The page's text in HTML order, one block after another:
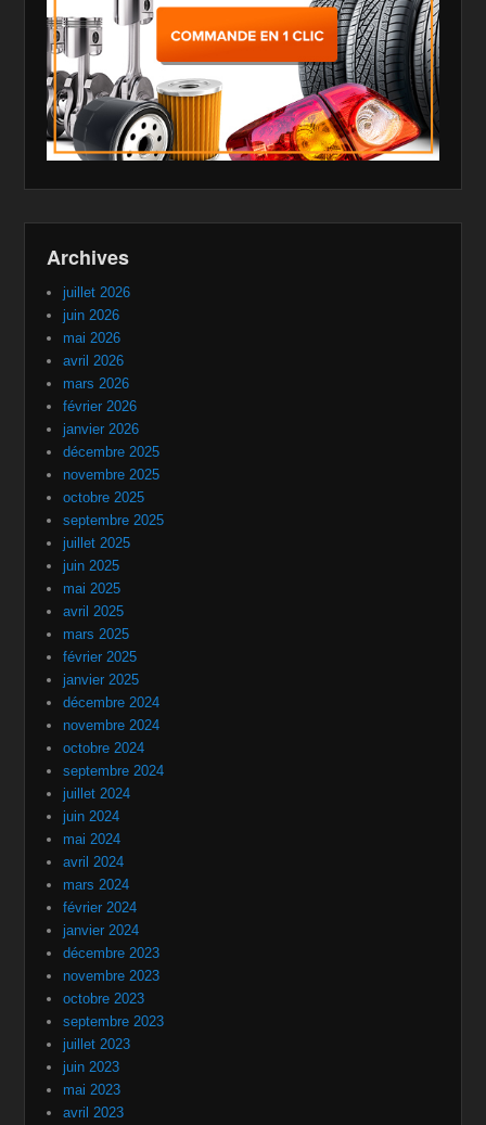
Archives
juillet 2026
juin 2026
mai 2026
avril 2026
mars 2026
février 2026
janvier 2026
décembre 2025
novembre 2025
octobre 2025
septembre 2025
juillet 2025
juin 2025
mai 2025
avril 2025
mars 2025
février 2025
janvier 2025
décembre 2024
novembre 2024
octobre 2024
septembre 2024
juillet 2024
juin 2024
mai 2024
avril 2024
mars 2024
février 2024
janvier 2024
décembre 2023
novembre 2023
octobre 2023
septembre 2023
juillet 2023
juin 2023
mai 2023
avril 2023